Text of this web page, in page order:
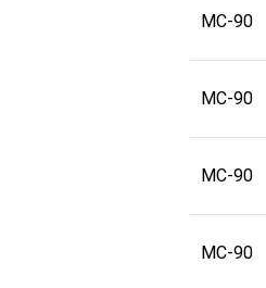
MC-90
MC-90
MC-90
MC-90